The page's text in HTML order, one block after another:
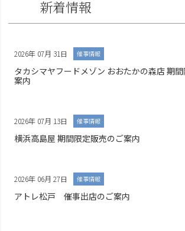
新着情報
2026年 07月 31日 催事情報
タカシマヤフードメゾン おおたかの森店 期
案内
2026年 07月 13日 催事情報
横浜高島屋 期間限定販売のご案内
2026年 06月 27日 催事情報
アトレ松戸 催事出店のご案内